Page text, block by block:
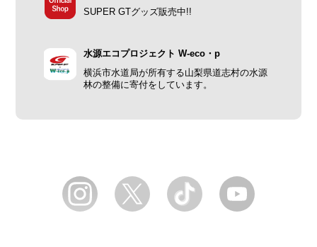
SUPER GTグッズ販売中!!
水源エコプロジェクト W-eco・p
横浜市水道局が所有する山梨県道志村の水源
林の整備に寄付をしています。